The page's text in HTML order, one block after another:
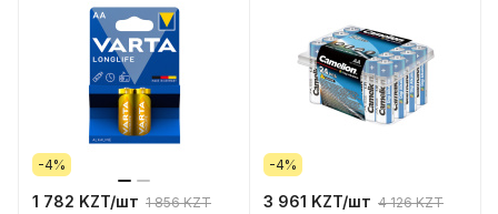
-4%
1 782 KZT/шт 1 856 KZT
-4%
3 961 KZT/шт 4 126 KZT